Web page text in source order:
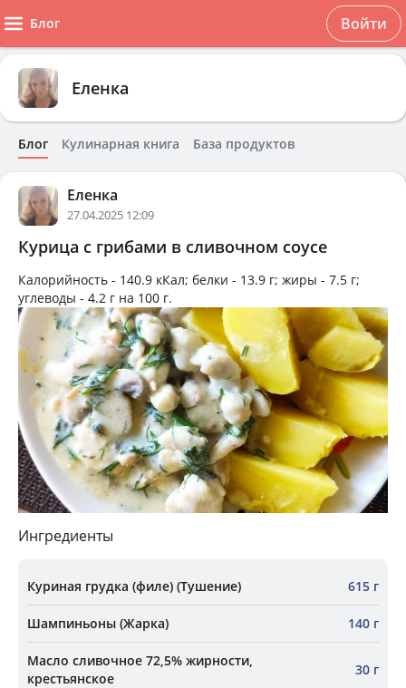
Блог Войти
Еленка
Блог Кулинарная книга База продуктов
Еленка
27.04.2025 12:09
Курица с грибами в сливочном соусе
Калорийность - 140.9 кКал; белки - 13.9 г; жиры - 7.5 г;
углеводы - 4.2 г на 100 г.
Ингредиенты
Куриная грудка (филе) (Тушение) 615 г
Шампиньоны (Жарка) 140 г
Масло сливочное 72,5% жирности,
крестьянское
30 г